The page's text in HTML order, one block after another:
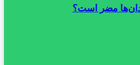
مضر است؟